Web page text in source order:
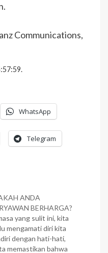
Communications,
WhatsApp
Telegram
ANDA
BERHARGA?
yang sulit ini, kita
mengamati diri kita
dengan hati-hati,
memastikan bahwa